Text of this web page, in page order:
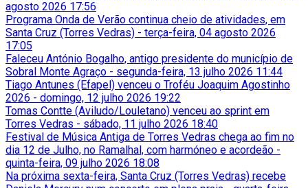
agosto 2026 17:56
Programa Onda de Verão continua cheio de atividades, em
Santa Cruz (Torres Vedras) - terça-feira, 04 agosto 2026
17:05
Faleceu António Bogalho, antigo presidente do município de
Sobral Monte Agraço - segunda-feira, 13 julho 2026 11:44
Tiago Antunes (Efapel) venceu o Troféu Joaquim Agostinho
2026 - domingo, 12 julho 2026 19:22
Tomas Contte (Aviludo/Louletano) venceu ao sprint em
Torres Vedras - sábado, 11 julho 2026 18:40
Festival de Música Antiga de Torres Vedras chega ao fim no
dia 12 de Julho, no Ramalhal, com harmóneo e acordeão -
quinta-feira, 09 julho 2026 18:08
Na próxima sexta-feira, Santa Cruz (Torres Vedras) recebe